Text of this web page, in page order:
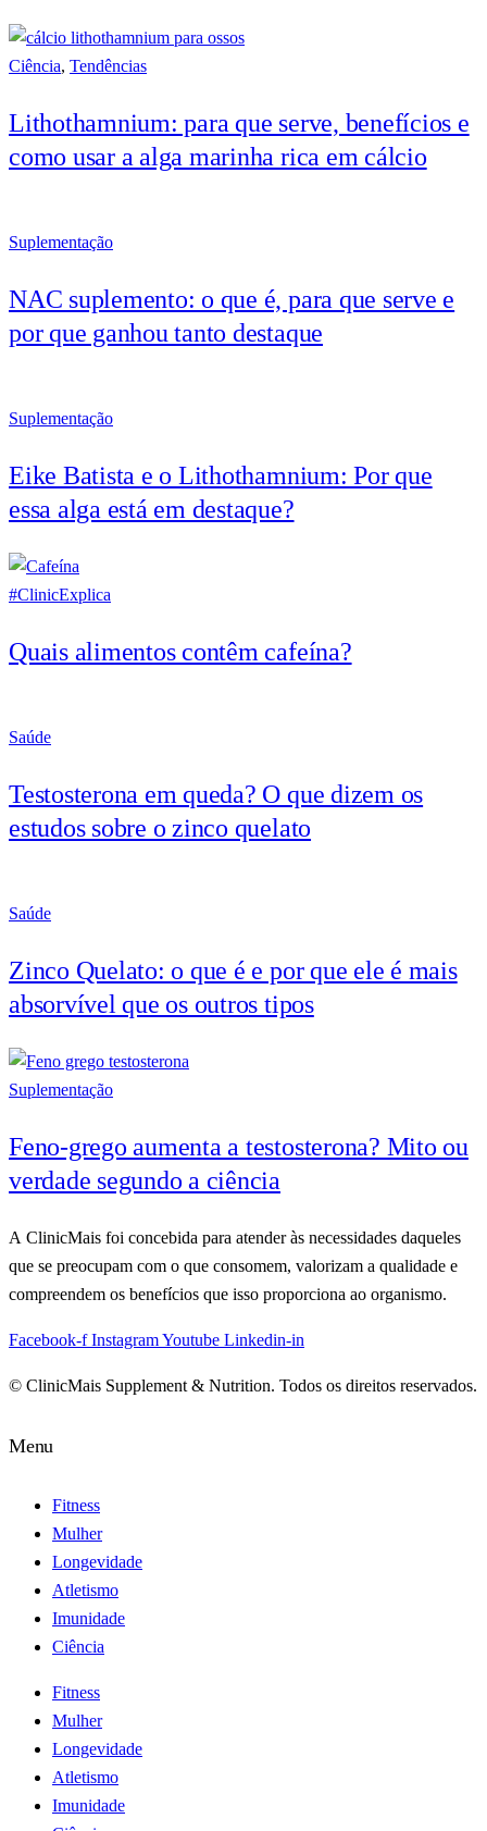
Ciência, Tendências
Lithothamnium: para que serve, benefícios e
como usar a alga marinha rica em cálcio
Suplementação
NAC suplemento: o que é, para que serve e
por que ganhou tanto destaque
Suplementação
Eike Batista e o Lithothamnium: Por que
essa alga está em destaque?
#ClinicExplica
Quais alimentos contêm cafeína?
Saúde
Testosterona em queda? O que dizem os
estudos sobre o zinco quelato
Saúde
Zinco Quelato: o que é e por que ele é mais
absorvível que os outros tipos
Suplementação
Feno-grego aumenta a testosterona? Mito ou
verdade segundo a ciência
A ClinicMais foi concebida para atender às necessidades daqueles
que se preocupam com o que consomem, valorizam a qualidade e
compreendem os benefícios que isso proporciona ao organismo.
Facebook-f InstagramYoutube Linkedin-in
© ClinicMais Supplement & Nutrition. Todos os direitos reservados.
Menu
Fitness
Mulher
Longevidade
Atletismo
Imunidade
Ciência
Fitness
Mulher
Longevidade
Atletismo
Imunidade